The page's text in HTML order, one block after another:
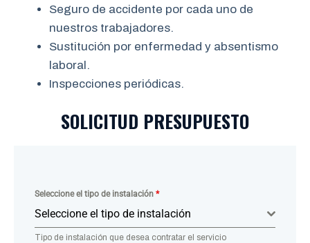
Seguro de accidente por cada uno de
nuestros trabajadores.
Sustitución por enfermedad y absentismo
laboral.
Inspecciones periódicas.
SOLICITUD PRESUPUESTO
Seleccione el tipo de instalación *
Seleccione el tipo de instalación
Tipo de instalación que desea contratar el servicio